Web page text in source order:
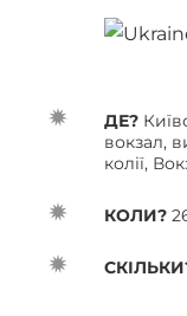
ДЕ?
вокзал,
колії,
КОЛИ?